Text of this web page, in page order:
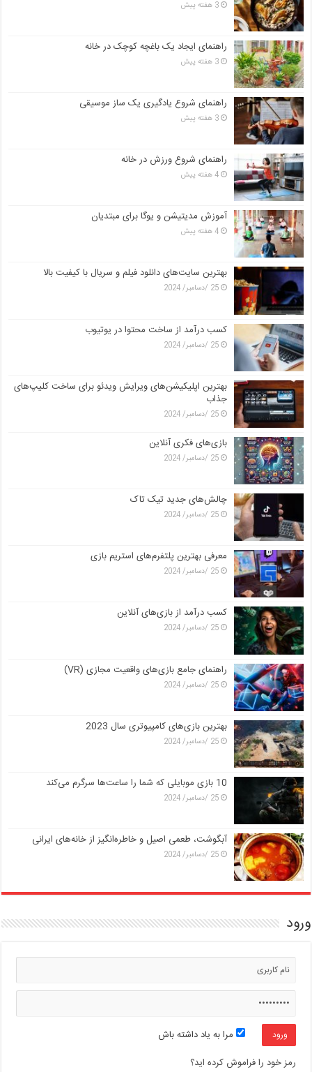
3 هفته پیش
راهنمای ایجاد یک باغچه کوچک در خانه
3 هفته پیش
راهنمای شروع یادگیری یک ساز موسیقی
3 هفته پیش
راهنمای شروع ورزش در خانه
4 هفته پیش
آموزش مدیتیشن و یوگا برای مبتدیان
4 هفته پیش
بهترین سایت‌های دانلود فیلم و سریال با کیفیت بالا
25 /دسامبر/ 2024
کسب درآمد از ساخت محتوا در یوتیوب
25 /دسامبر/ 2024
بهترین اپلیکیشن‌های ویرایش ویدئو برای ساخت کلیپ‌های
جذاب
25 /دسامبر/ 2024
بازی‌های فکری آنلاین
25 /دسامبر/ 2024
چالش‌های جدید تیک تاک
25 /دسامبر/ 2024
معرفی بهترین پلتفرم‌های استریم بازی
25 /دسامبر/ 2024
کسب درآمد از بازی‌های آنلاین
25 /دسامبر/ 2024
راهنمای جامع بازی‌های واقعیت مجازی (VR)
25 /دسامبر/ 2024
بهترین بازی‌های کامپیوتری سال 2023
25 /دسامبر/ 2024
10 بازی موبایلی که شما را ساعت‌ها سرگرم می‌کند
25 /دسامبر/ 2024
آبگوشت، طعمی اصیل و خاطره‌انگیز از خانه‌های ایرانی
25 /دسامبر/ 2024
ورود
مرا به یاد داشته باش
رمز خود را فراموش کرده اید؟